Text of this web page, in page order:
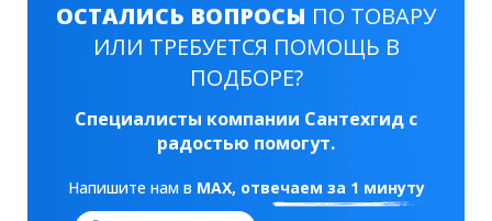
ОСТАЛИСЬ ВОПРОСЫ ПО ТОВАРУ
ИЛИ ТРЕБУЕТСЯ ПОМОЩЬ В
ПОДБОРЕ?
Специалисты компании Сантехгид с
радостью помогут.
Напишите нам в MAX, отвечаем за 1 минуту